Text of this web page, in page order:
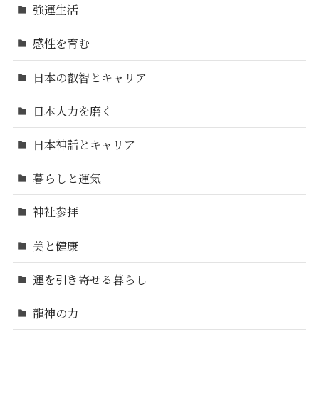
強運生活
感性を育む
日本の叡智とキャリア
日本人力を磨く
日本神話とキャリア
暮らしと運気
神社参拝
美と健康
運を引き寄せる暮らし
龍神の力